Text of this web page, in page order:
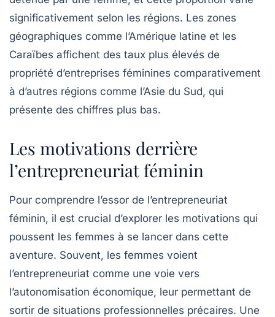
significativement selon les régions. Les zones
géographiques comme l’Amérique latine et les
Caraïbes affichent des taux plus élevés de
propriété d’entreprises féminines comparativement
à d’autres régions comme l’Asie du Sud, qui
présente des chiffres plus bas.
Les motivations derrière
l’entrepreneuriat féminin
Pour comprendre l’essor de l’entrepreneuriat
féminin, il est crucial d’explorer les motivations qui
poussent les femmes à se lancer dans cette
aventure. Souvent, les femmes voient
l’entrepreneuriat comme une voie vers
l’autonomisation économique, leur permettant de
sortir de situations professionnelles précaires. Une